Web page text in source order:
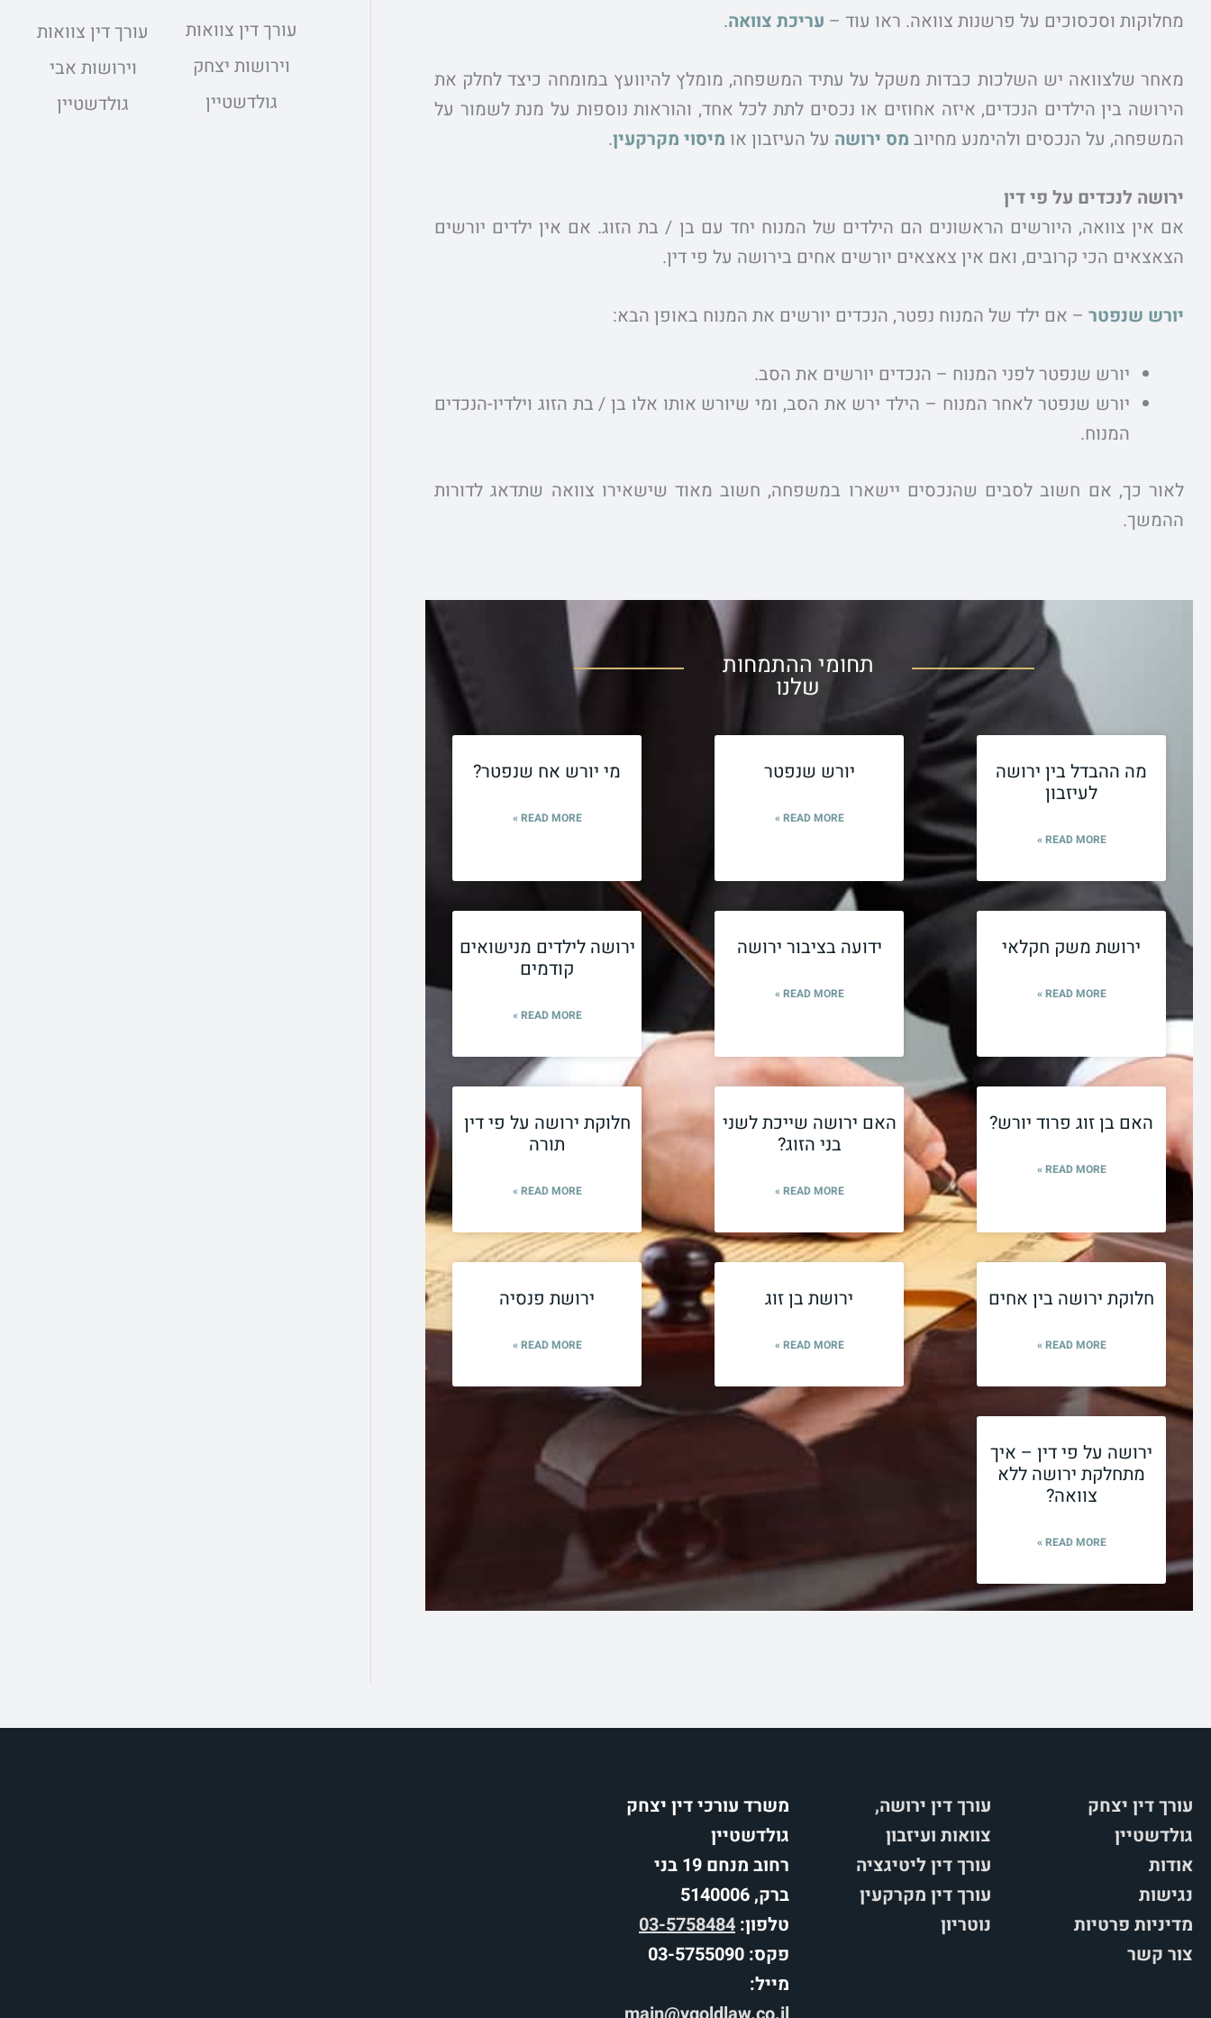
מחלוקות וסכסוכים על פרשנות צוואה. ראו עוד – עריכת צוואה.
מאחר שלצוואה יש השלכות כבדות משקל על עתיד המשפחה, מומלץ להיוועץ במומחה כיצד לחלק את
הירושה בין הילדים הנכדים, איזה אחוזים או נכסים לתת לכל אחד, והוראות נוספות על מנת לשמור על
המשפחה, על הנכסים ולהימנע מחיוב מס ירושה על העיזבון או מיסוי מקרקעין.
ירושה לנכדים על פי דין
אם אין צוואה, היורשים הראשונים הם הילדים של המנוח יחד עם בן / בת הזוג. אם אין ילדים יורשים
הצאצאים הכי קרובים, ואם אין צאצאים יורשים אחים בירושה על פי דין.
יורש שנפטר – אם ילד של המנוח נפטר, הנכדים יורשים את המנוח באופן הבא:
יורש שנפטר לפני המנוח – הנכדים יורשים את הסב.
יורש שנפטר לאחר המנוח – הילד ירש את הסב, ומי שיורש אותו אלו בן / בת הזוג וילדיו-הנכדים
המנוח.
לאור כך, אם חשוב לסבים שהנכסים יישארו במשפחה, חשוב מאוד שישאירו צוואה שתדאג לדורות
ההמשך.
תחומי ההתמחות
שלנו
מה ההבדל בין ירושה
לעיזבון
READ MORE »
יורש שנפטר
READ MORE »
מי יורש אח שנפטר?
READ MORE »
ירושת משק חקלאי
READ MORE »
ידועה בציבור ירושה
READ MORE »
ירושה לילדים מנישואים
קודמים
READ MORE »
האם בן זוג פרוד יורש?
READ MORE »
האם ירושה שייכת לשני
בני הזוג?
READ MORE »
חלוקת ירושה על פי דין
תורה
READ MORE »
חלוקת ירושה בין אחים
READ MORE »
ירושת בן זוג
READ MORE »
ירושת פנסיה
READ MORE »
ירושה על פי דין – איך
מתחלקת ירושה ללא
צוואה?
READ MORE »
עורך דין צוואות
וירושות יצחק
גולדשטיין
עורך דין צוואות
וירושות אבי
גולדשטיין
עורך דין יצחק
גולדשטיין
אודות
נגישות
מדיניות פרטיות
צור קשר
עורך דין ירושה,
צוואות ועיזבון
עורך דין ליטיגציה
עורך דין מקרקעין
נוטריון
משרד עורכי דין יצחק
גולדשטיין
רחוב מנחם 19 בני
ברק, 5140006
טלפון: 03-5758484
פקס: 03-5755090
מייל: